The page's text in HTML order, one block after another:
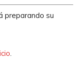
preparando su
.